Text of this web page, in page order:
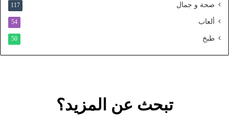
د صحة و جمال 117
ألعاب 54
طبخ 50
تبحث عن المزيد؟